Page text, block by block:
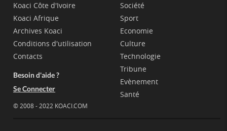
Koaci Côte d'Ivoire
Koaci Afrique
Archives Koaci
Conditions d'utilisation
Contacts
Besoin d'aide ?
Se Connecter
© 2008 - 2022 KOACI.COM
Société
Sport
Economie
Culture
Technologie
Tribune
Evènement
Santé